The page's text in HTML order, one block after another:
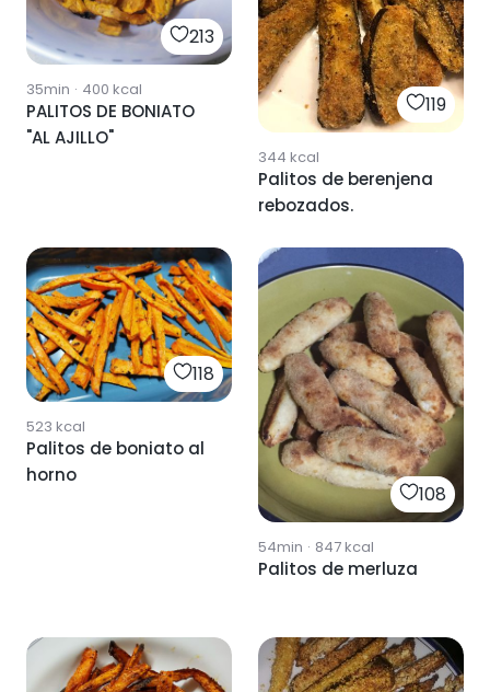
213
35min · 400 kcal
PALITOS DE BONIATO
"AL AJILLO"
119
344 kcal
Palitos de berenjena
rebozados.
118
523 kcal
Palitos de boniato al
horno
108
54min · 847kcal
Palitos de merluza